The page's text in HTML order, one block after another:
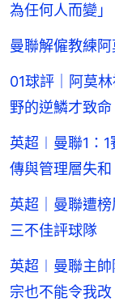
為任何人而變」
曼聯解僱教練
01球評｜阿莫
野的逆鱗才致命
英超︱曼聯1
傳與管理層失和
英超｜曼聯遭
三不佳評球隊
英超︱曼聯主
宗也不能令我改